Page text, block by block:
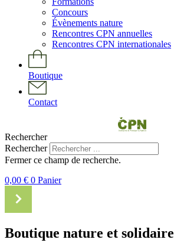
Concours
Évènements nature
Rencontres CPN annuelles
Rencontres CPN internationales
Boutique
Contact
Rechercher
Rechercher
Fermer ce champ de recherche.
0,00 € 0 Panier
Boutique nature et solidaire